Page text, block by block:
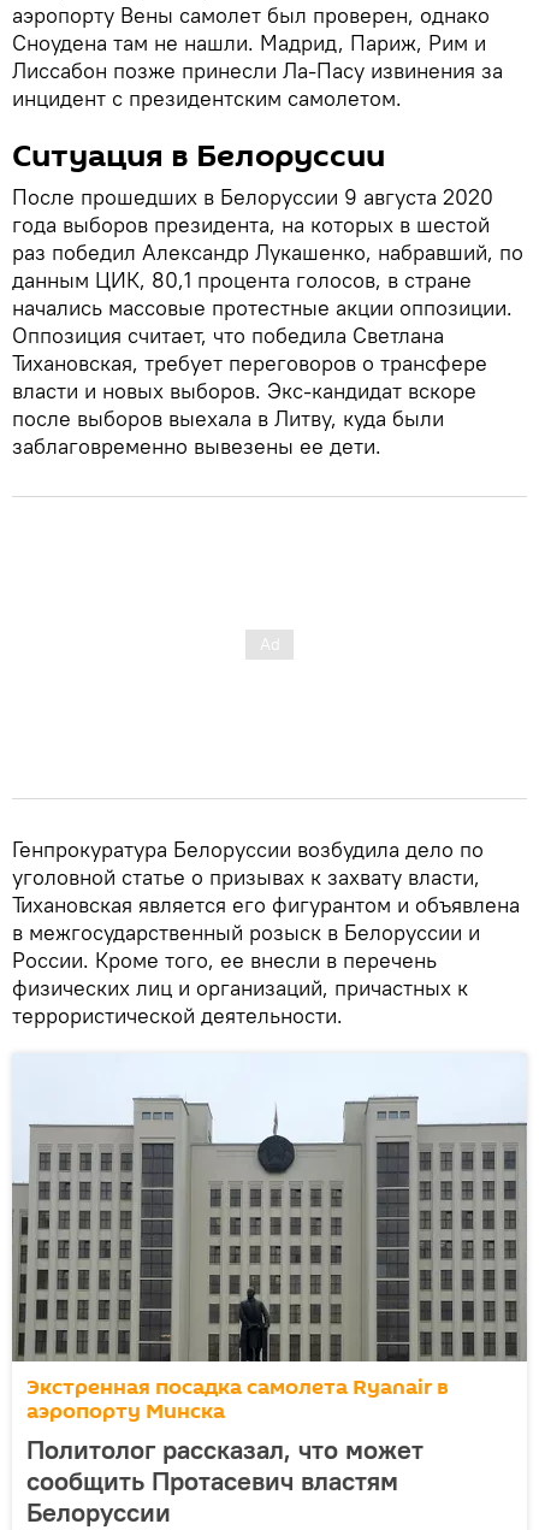
аэропорту Вены самолет был проверен, однако
Сноудена там не нашли. Мадрид, Париж, Рим и
Лиссабон позже принесли Ла-Пасу извинения за
инцидент с президентским самолетом.
Ситуация в Белоруссии
После прошедших в Белоруссии 9 августа 2020
года выборов президента, на которых в шестой
раз победил Александр Лукашенко, набравший, по
данным ЦИК, 80,1 процента голосов, в стране
начались массовые протестные акции оппозиции.
Оппозиция считает, что победила Светлана
Тихановская, требует переговоров о трансфере
власти и новых выборов. Экс-кандидат вскоре
после выборов выехала в Литву, куда были
заблаговременно вывезены ее дети.
Генпрокуратура Белоруссии возбудила дело по
уголовной статье о призывах к захвату власти,
Тихановская является его фигурантом и объявлена
в межгосударственный розыск в Белоруссии и
России. Кроме того, ее внесли в перечень
физических лиц и организаций, причастных к
террористической деятельности.
Экстренная посадка самолета Ryanair в
аэропорту Минска
Политолог рассказал, что может
сообщить Протасевич властям
Белоруссии